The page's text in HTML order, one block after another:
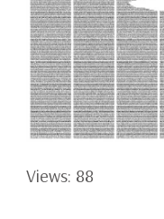
Views: 88